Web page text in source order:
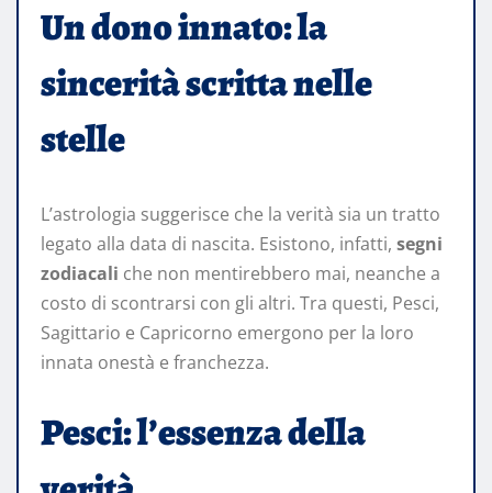
Un dono innato: la
sincerità scritta nelle
stelle
L’astrologia suggerisce che la verità sia un tratto
legato alla data di nascita. Esistono, infatti, segni
zodiacali che non mentirebbero mai, neanche a
costo di scontrarsi con gli altri. Tra questi, Pesci,
Sagittario e Capricorno emergono per la loro
innata onestà e franchezza.
Pesci: l’essenza della